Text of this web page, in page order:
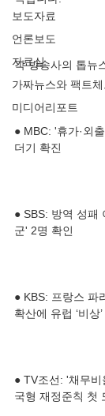
보도자료
언론보도
자료실
가짜뉴스와 팩트체
미디어리포트
● MBC: '휴가·외
● SBS: 방역 성
● KBS: 프랑스 파
● TV조선: '채무